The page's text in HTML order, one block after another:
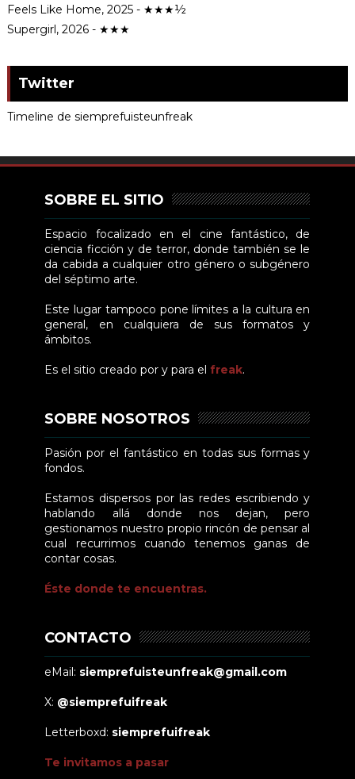
Feels Like Home, 2025 - ★★★½
Supergirl, 2026 - ★★★
Twitter
Timeline de siemprefuisteunfreak
SOBRE EL SITIO
Espacio focalizado en el cine fantástico, de
ciencia ficción y de terror, donde también se le
da cabida a cualquier otro género o subgénero
del séptimo arte.
Este lugar tampoco pone límites a la cultura en
general, en cualquiera de sus formatos y
ámbitos.
Es el sitio creado por y para elfreak.
SOBRE NOSOTROS
Pasión por el fantástico en todas sus formas y
fondos.
Estamos dispersos por las redes escribiendo y
hablando allá donde nos dejan, pero
gestionamos nuestro propio rincón de pensar al
cual recurrimos cuando tenemos ganas de
contar cosas.
Éste donde te encuentras.
CONTACTO
eMail: siemprefuisteunfreak@gmail.com
X: @siemprefuifreak
Letterboxd: siemprefuifreak
Te invitamos a pasar